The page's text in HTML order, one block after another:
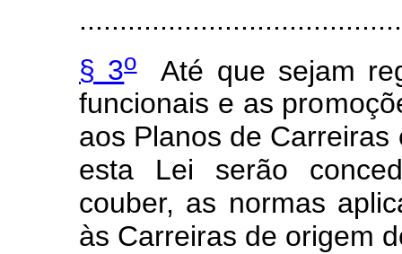
§ 3oAté que sejam
funcionais e as
aos Planos de
esta Lei serão
couber, as normas
às Carreiras de origem